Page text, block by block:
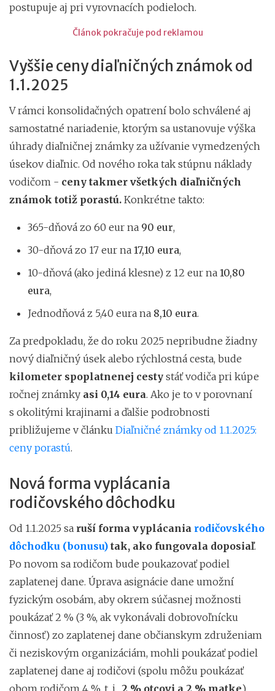
postupuje aj pri vyrovnacích podieloch.
Článok pokračuje pod reklamou
Vyššie ceny diaľničných známok od
1.1.2025
V rámci konsolidačných opatrení bolo schválené aj
samostatné nariadenie, ktorým sa ustanovuje výška
úhrady diaľničnej známky za užívanie vymedzených
úsekov diaľnic. Od nového roka tak stúpnu náklady
vodičom - ceny takmer všetkých diaľničných
známok totiž porastú. Konkrétne takto:
365-dňová zo 60 eur na 90 eur,
30-dňová zo 17 eur na 17,10 eura,
10-dňová (ako jediná klesne) z 12 eur na 10,80
eura,
Jednodňová z 5,40 eura na 8,10 eura.
Za predpokladu, že do roku 2025 nepribudne žiadny
nový diaľničný úsek alebo rýchlostná cesta, bude
kilometer spoplatnenej cesty stáť vodiča pri kúpe
ročnej známky asi 0,14 eura. Ako je to v porovnaní
s okolitými krajinami a ďalšie podrobnosti
približujeme v článku Diaľničné známky od 1.1.2025:
ceny porastú.
Nová forma vyplácania
rodičovského dôchodku
Od 1.1.2025 sa ruší forma vyplácania rodičovského
dôchodku (bonusu) tak, ako fungovala doposiaľ.
Po novom sa rodičom bude poukazovať podiel
zaplatenej dane. Úprava asignácie dane umožní
fyzickým osobám, aby okrem súčasnej možnosti
poukázať 2 % (3 %, ak vykonávali dobrovoľnícku
činnosť) zo zaplatenej dane občianskym združeniam
či neziskovým organizáciám, mohli poukázať podiel
zaplatenej dane aj rodičovi (spolu môžu poukázať
obom rodičom 4 %, t. j. 2 % otcovi a 2 % matke).